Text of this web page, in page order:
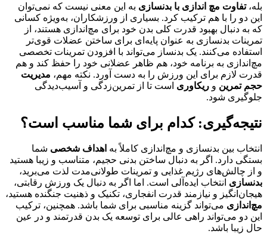
بله،تفاوت مچ اندازی با بدنسازی به این معنی نیست که نمی‌توان
این دو را با هم ترکیب کرد. بسیاری از ورزشکاران، به‌ویژه کسانی
که به دنبال بهبود قدرت کلی بدن خود برای مچ‌اندازی هستند، از
تمرینات بدنسازی به عنوان پایه‌ای برای ساختن عضلات قوی‌تر
استفاده می‌کنند. یک بدنساز می‌تواند با افزودن تمرینات تخصصی
مچ‌اندازی به برنامه خود، هم ظاهر عضلانی خود را حفظ کند و هم
قدرت لازم برای این ورزش را به دست آورد. نکته مهم، مدیریت
حجم تمرین و ریکاوری است تا از تمرین‌زدگی و آسیب‌دیدگی
جلوگیری شود.
نتیجه‌گیری: کدام برای شما مناسب است؟
انتخاب بین بدنسازی و مچ‌اندازی کاملاً به اهداف شخصی شما
بستگی دارد. اگر به دنبال ساختن بدنی حجیم، متناسب و زیبا هستید
و از چالش‌های رژیم غذایی و تمرینات طولانی‌مدت لذت می‌برید،
بدنسازی انتخاب ایده‌آلی است. اما اگر به دنبال یک ورزش رقابتی،
هیجان‌انگیز و نیازمند قدرت انفجاری، تکنیک و ذهنیت جنگنده هستید،
مچ‌اندازی می‌تواند گزینه مناسبی برای شما باشد. همچنین، ترکیب
این دو می‌تواند راهی عالی برای توسعه یک بدن قدرتمند و در عین
حال زیبا باشد.